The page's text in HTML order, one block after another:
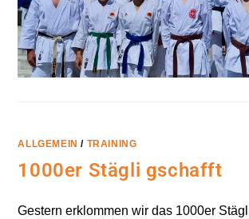
ALLGEMEIN / TRAINING
1000er Stägli gschafft
Gestern erklommen wir das 1000er